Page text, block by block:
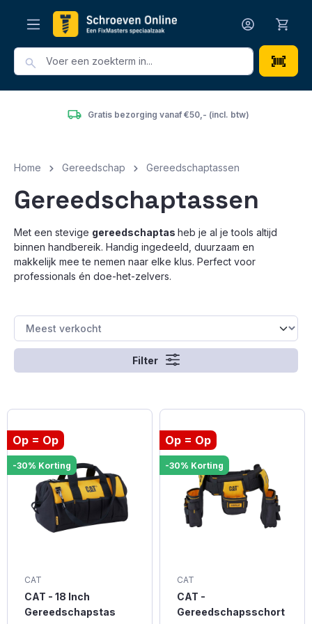
Gratis bezorging vanaf €50,- (incl. btw)
Home Gereedschap Gereedschaptassen
Gereedschaptassen
Met een stevige gereedschaptas heb je al je tools altijd
binnen handbereik. Handig ingedeeld, duurzaam en
makkelijk mee te nemen naar elke klus. Perfect voor
professionals én doe-het-zelvers.
Filter
Op = Op
-30% Korting
CAT
CAT - 18 Inch
Gereedschapstas
Op = Op
-30% Korting
CAT
CAT -
Gereedschapsschort